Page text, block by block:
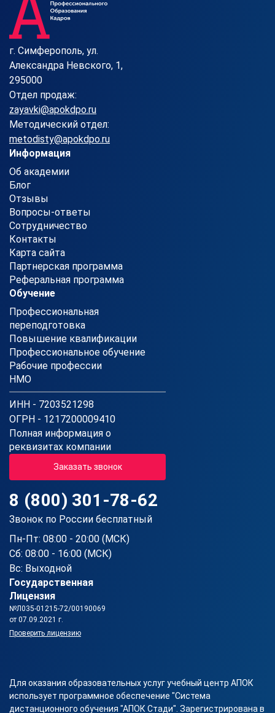
г. Симферополь, ул.
Александра Невского, 1,
295000
Отдел продаж:
zayavki@apokdpo.ru
Методический отдел:
metodisty@apokdpo.ru
Информация
Об академии
Блог
Отзывы
Вопросы-ответы
Сотрудничество
Контакты
Карта сайта
Партнерская программа
Реферальная программа
Обучение
Профессиональная
переподготовка
Повышение квалификации
Профессиональное обучение
Рабочие профессии
НМО
ИНН - 7203521298
ОГРН - 1217200009410
Полная информация о
реквизитах компании
Заказать звонок
8 (800) 301-78-62
Звонок по России бесплатный
Пн-Пт: 08:00 - 20:00 (МСК)
Сб: 08:00 - 16:00 (МСК)
Вс: Выходной
Государственная
Лицензия
№Л035-01215-72/00190069
от 07.09.2021 г.
Проверить лицензию
Для оказания образовательных услуг учебный центр АПОК
использует программное обеспечение "Система
дистанционного обучения "АПОК Стади". Зарегистрирована в